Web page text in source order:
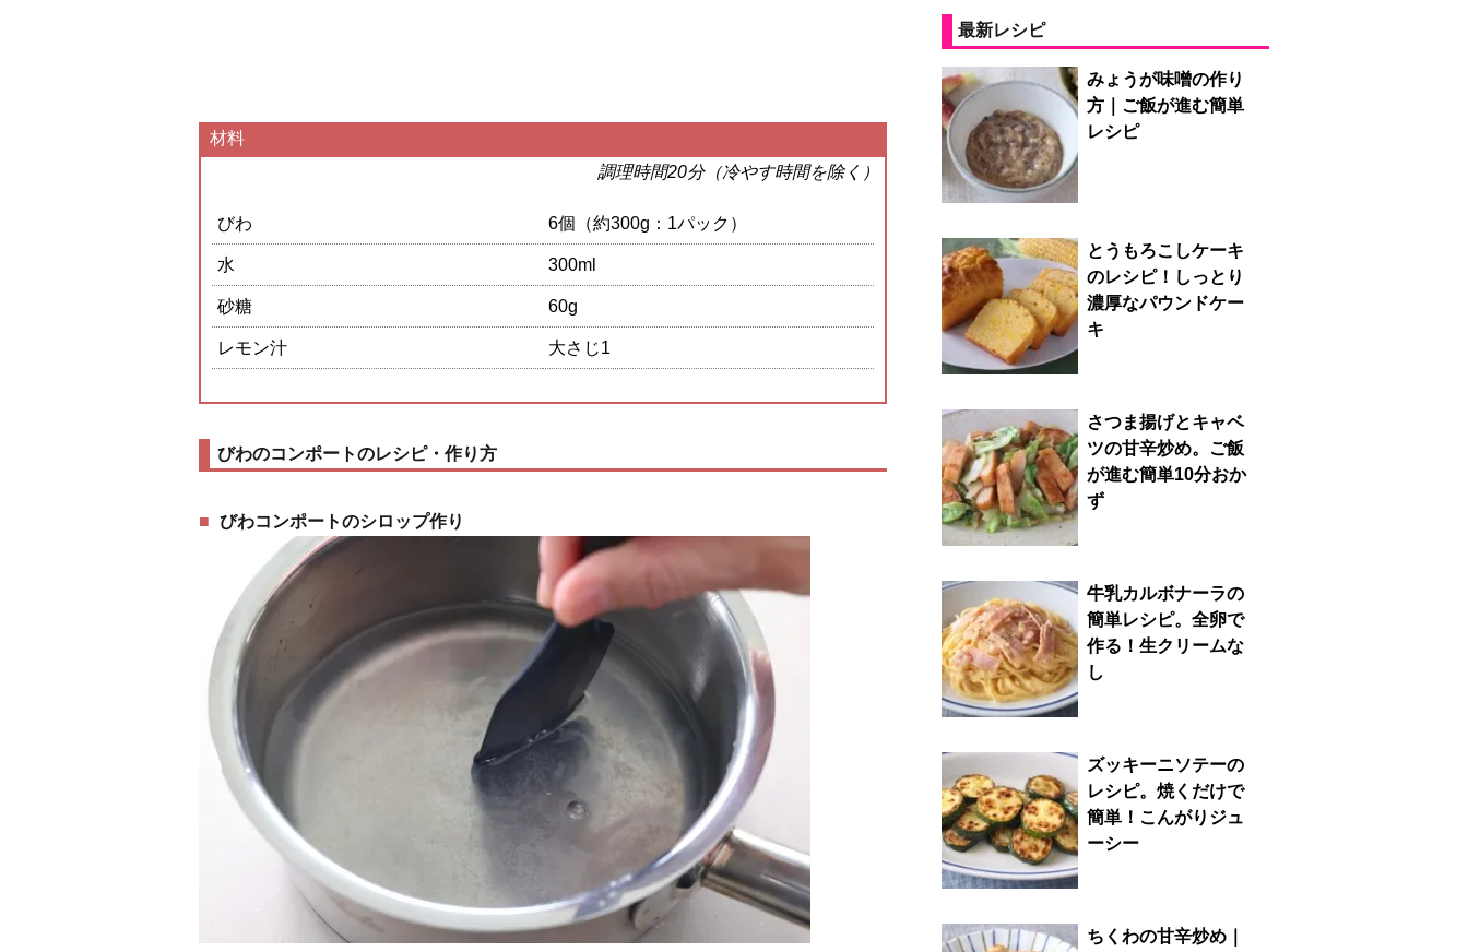
材料
調理時間20分（冷やす時間を除く）
びわ 6個（約300g：1パック）
水 300ml
砂糖 60g
レモン汁 大さじ1
びわのコンポートのレシピ・作り方
びわコンポートのシロップ作り
最新レシピ
みょうが味噌の作り
方｜ご飯が進む簡単
レシピ
とうもろこしケーキ
のレシピ！しっとり
濃厚なパウンドケー
キ
さつま揚げとキャベ
ツの甘辛炒め。ご飯
が進む簡単10分おか
ず
牛乳カルボナーラの
簡単レシピ。全卵で
作る！生クリームな
し
ズッキーニソテーの
レシピ。焼くだけで
簡単！こんがりジュ
ーシー
ちくわの甘辛炒め｜